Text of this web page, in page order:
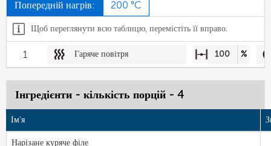
Попередній нагрів: 200 °C
Щоб переглянути всю таблицю, перемістіть її вправо.
1 Гаряче повітря 100 %
Інгредієнти - кількість порцій - 4
Ім'я
Нарізане куряче філе